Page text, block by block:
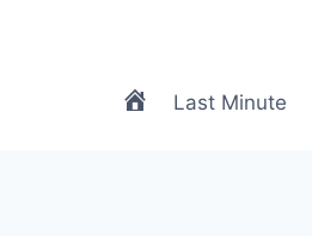
meTRAVEL
Last Minute